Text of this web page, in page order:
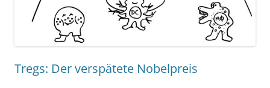
Tregs: Der verspätete Nobelpreis